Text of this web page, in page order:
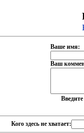
Ваше имя:
Ваш
Кого здесь не хватает: